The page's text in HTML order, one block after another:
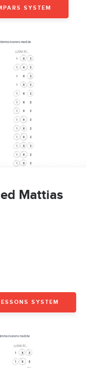
SYSTEM
Mattias
SYSTEM